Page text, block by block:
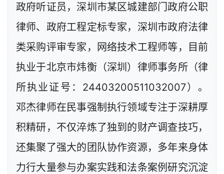
政府听证员，深圳市某区城建部门政府公职
律师、政府工程定标专家，深圳市政府法律
类采购评审专家，网络技术工程师等，目前
执业于北京市炜衡（深圳）律师事务所（律
所执业证号：24403200511032007）。
邓杰律师在民事强制执行领域专注于深耕厚
积精研，不仅淬炼了独到的财产调查技巧，
还集聚了强大的团队协作资源，多年来身体
力行大量参与办案实践和法条案例研究沉淀